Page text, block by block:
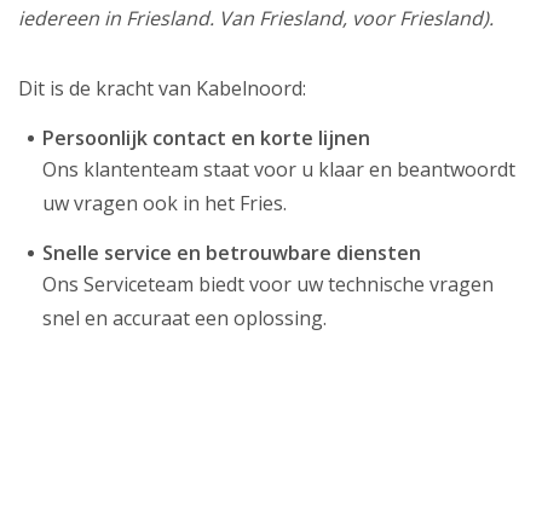
iedereen in Friesland. Van Friesland, voor Friesland).
Dit is de kracht van Kabelnoord:
Persoonlijk contact en korte lijnen
Ons klantenteam staat voor u klaar en beantwoordt
uw vragen ook in het Fries.
Snelle service en betrouwbare diensten
Ons Serviceteam biedt voor uw technische vragen
snel en accuraat een oplossing.